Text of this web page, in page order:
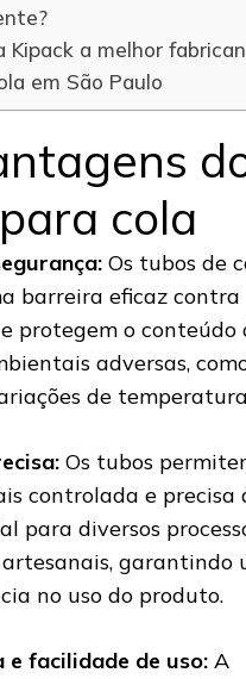
Kipack a melhor
em São Paulo
cola
Os tubos de
barreira eficaz contra
protegem o conteúdo
adversas,
de
Os tubos
controlada e precisa
para diversos
garantindo
no uso do produto.
e facilidade de uso: A